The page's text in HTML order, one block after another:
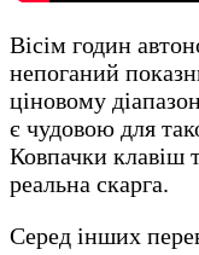
Вісім годин
непоганий
ціновому
є чудовою для
Ковпачки клавіш
реальна скарга.
Серед інших